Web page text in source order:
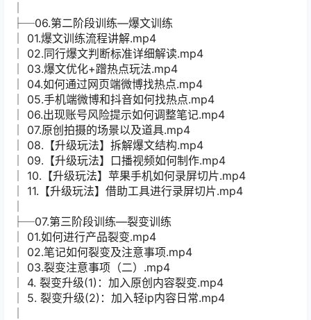
├─06.第二阶段训练—爆文训练
│ 01.爆文训练流程讲解.mp4
│ 02.同行爆文判断标准详细解读.mp4
│ 03.爆文优化+蹭热点玩法.mp4
│ 04.如何通过网页端微博找热点.mp4
│ 05.手机端微博和抖音如何找热点.mp4
│ 06.出现账号风险提示如何调整笔记.mp4
│ 07.原创拍摄的场景以及道具.mp4
│ 08.【升级玩法】拆解爆文结构.mp4
│ 09.【升级玩法】口播视频如何制作.mp4
│ 10.【升级玩法】苹果手机如何录屏切片.mp4
│ 11.【升级玩法】借助工具进行录屏切片.mp4
├─07.第三阶段训练—裂变训练
│ 01.如何进行产品裂变.mp4
│ 02.笔记如何裂变及注意事项.mp4
│ 03.裂变注意事项（二）.mp4
│ 4. 裂变升级(1)：加入原创内容裂变.mp4
│ 5. 裂变升级(2)：加入轻ip内容日常.mp4